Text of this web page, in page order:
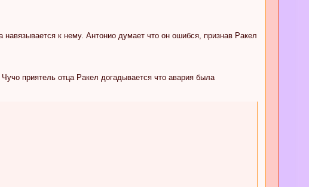
к нему. Антонио думает что он ошибся, признав Ракел
приятель отца Ракел догадывается что авария была